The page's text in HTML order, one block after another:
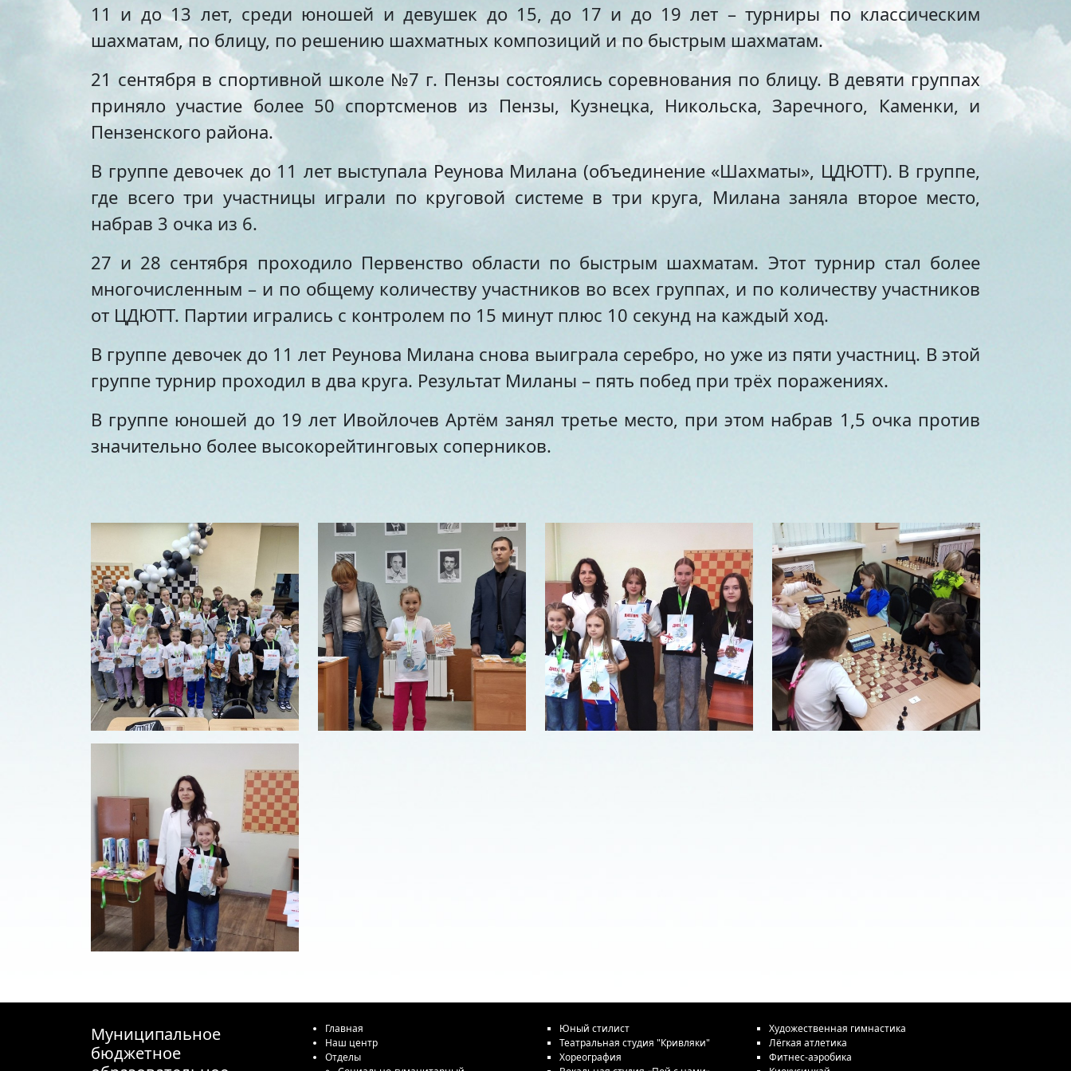
11 и до 13 лет, среди юношей и девушек до 15, до 17 и до 19 лет – турниры по классическим
шахматам, по блицу, по решению шахматных композиций и по быстрым шахматам.
21 сентября в спортивной школе №7 г. Пензы состоялись соревнования по блицу. В девяти группах
приняло участие более 50 спортсменов из Пензы, Кузнецка, Никольска, Заречного, Каменки, и
Пензенского района.
В группе девочек до 11 лет выступала Реунова Милана (объединение «Шахматы», ЦДЮТТ). В группе,
где всего три участницы играли по круговой системе в три круга, Милана заняла второе место,
набрав 3 очка из 6.
27 и 28 сентября проходило Первенство области по быстрым шахматам. Этот турнир стал более
многочисленным – и по общему количеству участников во всех группах, и по количеству участников
от ЦДЮТТ. Партии игрались с контролем по 15 минут плюс 10 секунд на каждый ход.
В группе девочек до 11 лет Реунова Милана снова выиграла серебро, но уже из пяти участниц. В этой
группе турнир проходил в два круга. Результат Миланы – пять побед при трёх поражениях.
В группе юношей до 19 лет Ивойлочев Артём занял третье место, при этом набрав 1,5 очка против
значительно более высокорейтинговых соперников.
Муниципальное
бюджетное
Главная
Наш центр
Отделы
Юный стилист
Театральная студия "Кривляки"
Хореография
Художественная гимнастика
Лёгкая атлетика
Фитнес-аэробика